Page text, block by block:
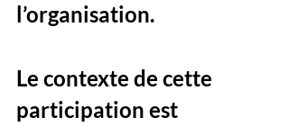
l’organisation.
Le contexte de cette
participation est